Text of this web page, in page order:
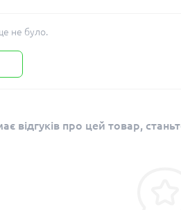
не було.
відгуків про цей товар,